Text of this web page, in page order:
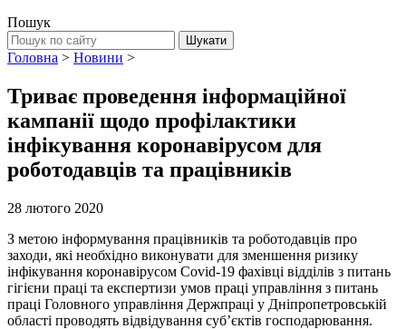
Пошук
Головна > Новини >
Триває проведення інформаційної
кампанії щодо профілактики
інфікування коронавірусом для
роботодавців та працівників
28 лютого 2020
З метою інформування працівників та роботодавців про
заходи, які необхідно виконувати для зменшення ризику
інфікування коронавірусом Covid-19 фахівці відділів з питань
гігієни праці та експертизи умов праці управління з питань
праці Головного управління Держпраці у Дніпропетровській
області проводять відвідування суб’єктів господарювання.